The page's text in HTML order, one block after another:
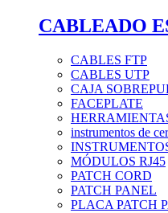
CABLEADO
CABLES FTP
CABLES UTP
CAJA
FACEPLATE
instrumentos de
MÓDULOS RJ45
PATCH CORD
PATCH PANEL
PLACA PATCH